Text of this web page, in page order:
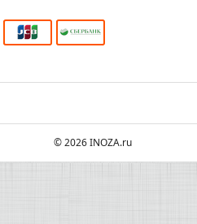
© 2026 INOZA.ru